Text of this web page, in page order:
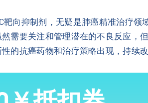
靶向抑制剂，无疑是肺癌精准治疗
需要关注和管理潜在的不良反应，
的抗癌药物和治疗策略出现，持续